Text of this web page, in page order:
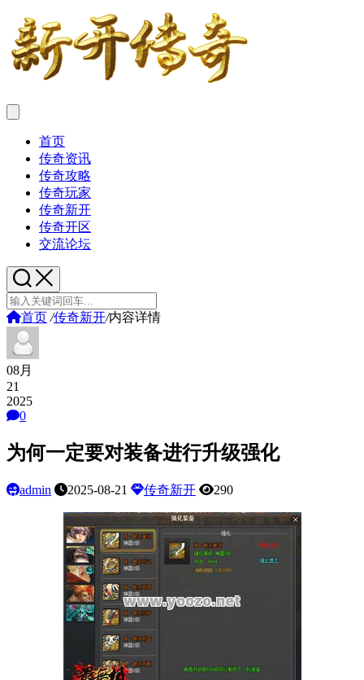
首页
传奇资讯
传奇攻略
传奇玩家
传奇新开
传奇开区
交流论坛
首页 /传奇新开/内容详情
08月
21
2025
0
为何一定要对装备进行升级强化
admin 2025-08-21 传奇新开 290